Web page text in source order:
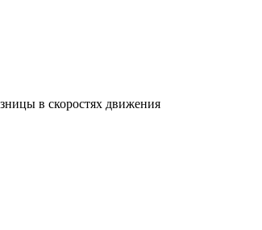
в скоростях движения